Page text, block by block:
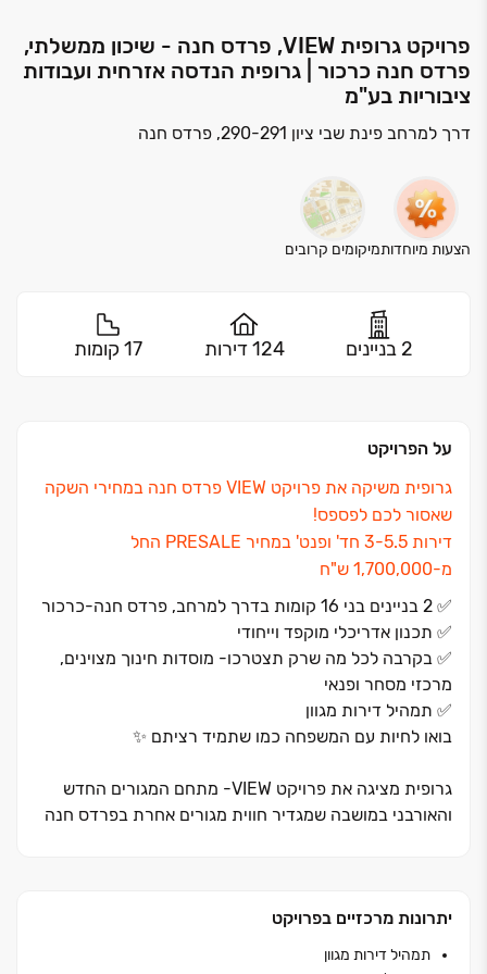
פרויקט גרופית VIEW, פרדס חנה - שיכון ממשלתי,
פרדס חנה כרכור | גרופית הנדסה אזרחית ועבודות
ציבוריות בע"מ
דרך למרחב פינת שבי ציון 290-291, פרדס חנה
הצעות מיוחדותמיקומים קרובים
2 בניינים 124 דירות 17 קומות
על הפרויקט
גרופית משיקה את פרויקט VIEW פרדס חנה במחירי השקה
שאסור לכם לפספס!
דירות 3-5.5 חד' ופנט' במחיר PRESALE החל
מ‏-‏1,700,000 ש"ח
✅ 2 בניינים בני 16 קומות בדרך למרחב, פרדס חנה-כרכור
✅ תכנון אדריכלי מוקפד וייחודי
✅ בקרבה לכל מה שרק תצטרכו- מוסדות חינוך מצוינים,
מרכזי מסחר ופנאי
✅ תמהיל דירות מגוון
בואו לחיות עם המשפחה כמו שתמיד רציתם ✨
גרופית מציגה את פרויקט VIEW‏- מתחם המגורים החדש
והאורבני במושבה שמגדיר חווית מגורים אחרת בפרדס חנה
וכולל שני בניינים בני ‏16 קומות בתכנון אדריכלי מוקפדיתרונות מרכזיים בפרויקט
תמהיל דירות מגוון